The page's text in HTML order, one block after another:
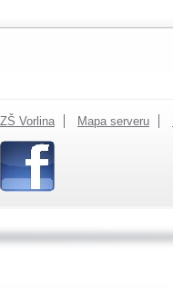
ZŠ Vorlina Mapa serveru